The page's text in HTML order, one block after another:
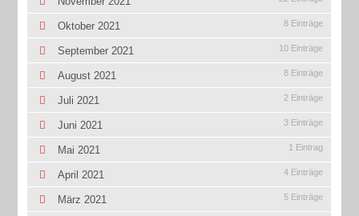
Oktober 2021 8 Einträge
September 2021 10 Einträge
August 2021 8 Einträge
Juli 2021 2 Einträge
Juni 2021 3 Einträge
Mai 2021 1 Eintrag
April 2021 4 Einträge
März 2021 5 Einträge